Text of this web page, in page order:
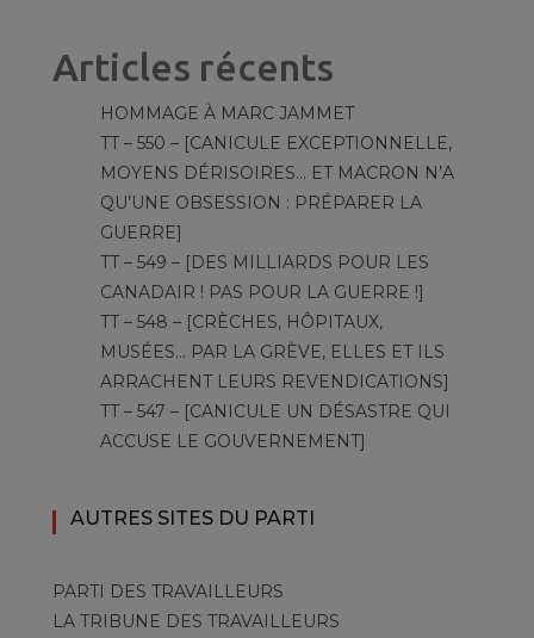
Articles récents
HOMMAGE À MARC JAMMET
TT – 550 – [CANICULE EXCEPTIONNELLE,
MOYENS DÉRISOIRES… ET MACRON N’A
QU’UNE OBSESSION : PRÉPARER LA
GUERRE]
TT – 549 – [DES MILLIARDS POUR LES
CANADAIR ! PAS POUR LA GUERRE !]
TT – 548 – [CRÈCHES, HÔPITAUX,
MUSÉES… PAR LA GRÈVE, ELLES ET ILS
ARRACHENT LEURS REVENDICATIONS]
TT – 547 – [CANICULE UN DÉSASTRE QUI
ACCUSE LE GOUVERNEMENT]
AUTRES SITES DU PARTI
PARTI DES TRAVAILLEURS
LA TRIBUNE DES TRAVAILLEURS